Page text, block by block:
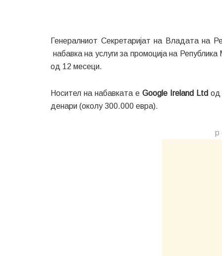
Генералниот Секретаријат на Владата на
набавка на услуги за промоција на
од 12 месеци.
Носител на набавката е Google Ireland Ltd од
денари (околу 300.000 евра).
р